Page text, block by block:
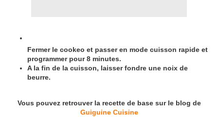
Fermer le cookeo et passer en mode cuisson rapide et
programmer pour 8 minutes.
A la fin de la cuisson, laisser fondre une noix de
beurre.
Vous pouvez retrouver la recette de base sur le blog de
Guiguine Cuisine